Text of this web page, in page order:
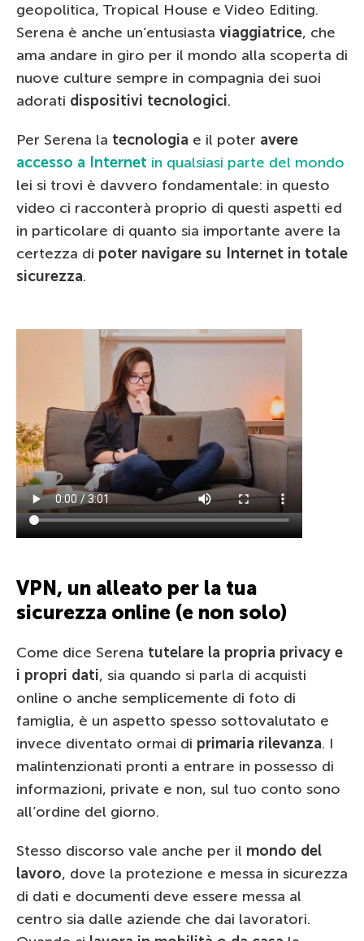
geopolitica, Tropical House e Video Editing.
Serena è anche un’entusiasta viaggiatrice, che
ama andare in giro per il mondo alla scoperta di
nuove culture sempre in compagnia dei suoi
adorati dispositivi tecnologici.
Per Serena la tecnologia e il poter avere
accesso a Internet in qualsiasi parte del mondo
lei si trovi è davvero fondamentale: in questo
video ci racconterà proprio di questi aspetti ed
in particolare di quanto sia importante avere la
certezza di poter navigare su Internet in totale
sicurezza.
VPN, un alleato per la tua
sicurezza online (e non solo)
Come dice Serena tutelare la propria privacy e
i propri dati, sia quando si parla di acquisti
online o anche semplicemente di foto di
famiglia, è un aspetto spesso sottovalutato e
invece diventato ormai di primaria rilevanza. I
malintenzionati pronti a entrare in possesso di
informazioni, private e non, sul tuo conto sono
all’ordine del giorno.
Stesso discorso vale anche per il mondo del
lavoro, dove la protezione e messa in sicurezza
di dati e documenti deve essere messa al
centro sia dalle aziende che dai lavoratori.